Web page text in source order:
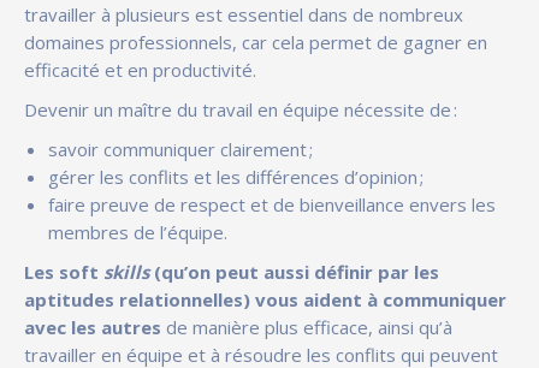
travailler à plusieurs est essentiel dans de nombreux
domaines professionnels, car cela permet de gagner en
efficacité et en productivité.
Devenir un maître du travail en équipe nécessite de :
savoir communiquer clairement ;
gérer les conflits et les différences d’opinion ;
faire preuve de respect et de bienveillance envers les
membres de l’équipe.
Les soft skills(qu’on peut aussi définir par les
aptitudes relationnelles) vous aident à communiquer
avec les autres de manière plus efficace, ainsi qu’à
travailler en équipe et à résoudre les conflits qui peuvent